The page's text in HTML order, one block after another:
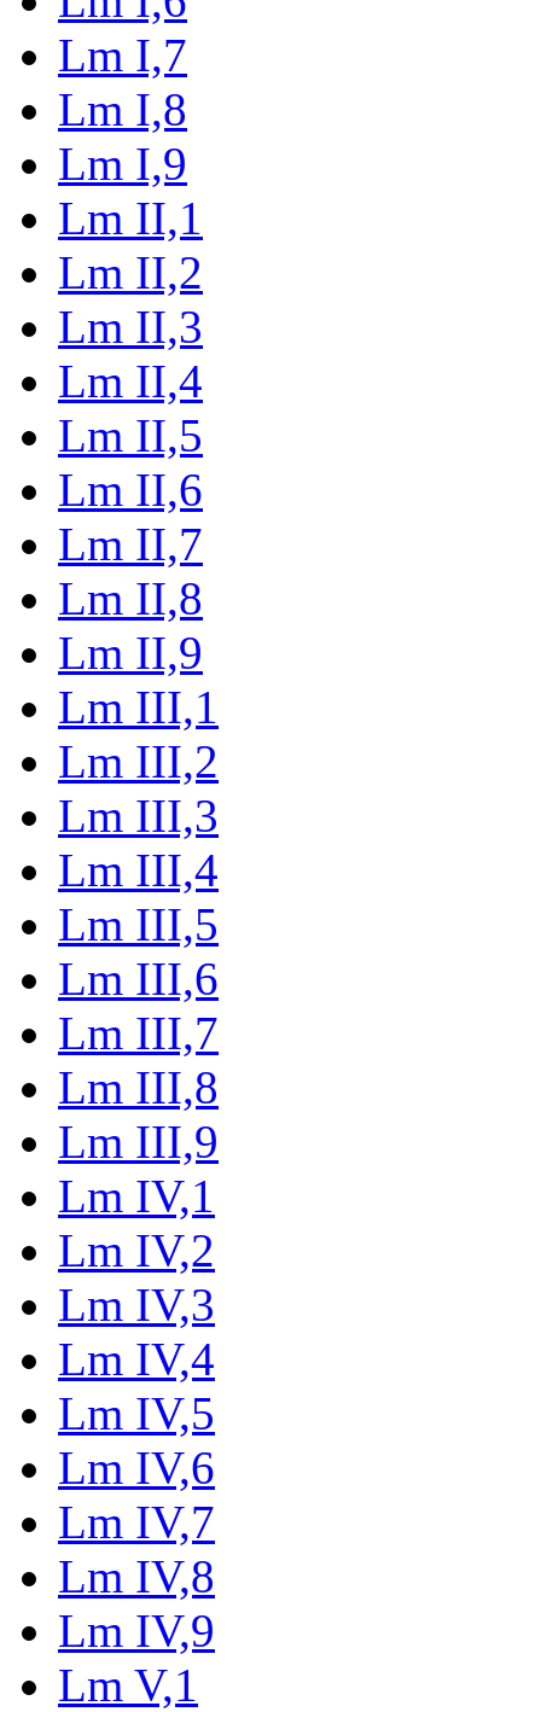
Lm I,7
Lm I,8
Lm I,9
Lm II,1
Lm II,2
Lm II,3
Lm II,4
Lm II,5
Lm II,6
Lm II,7
Lm II,8
Lm II,9
Lm III,1
Lm III,2
Lm III,3
Lm III,4
Lm III,5
Lm III,6
Lm III,7
Lm III,8
Lm III,9
Lm IV,1
Lm IV,2
Lm IV,3
Lm IV,4
Lm IV,5
Lm IV,6
Lm IV,7
Lm IV,8
Lm IV,9
Lm V,1